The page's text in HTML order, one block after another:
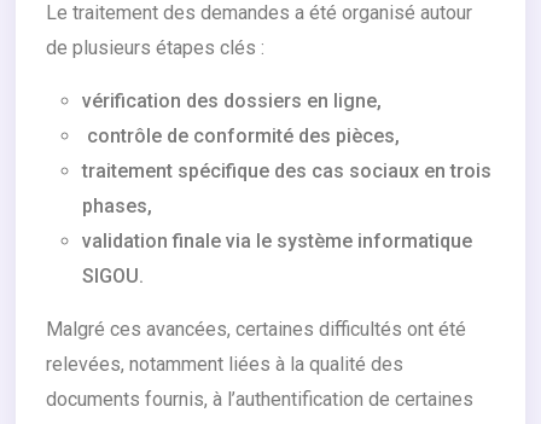
Le traitement des demandes a été organisé autour
de plusieurs étapes clés :
vérification des dossiers en ligne,
contrôle de conformité des pièces,
traitement spécifique des cas sociaux en trois
phases,
validation finale via le système informatique
SIGOU.
Malgré ces avancées, certaines difficultés ont été
relevées, notamment liées à la qualité des
documents fournis, à l’authentification de certaines